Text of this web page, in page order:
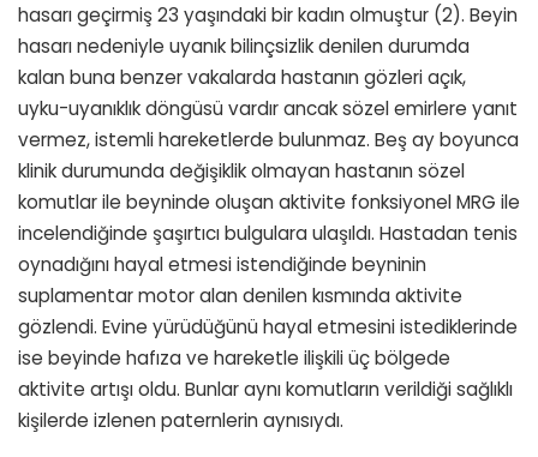
hasarı geçirmiş 23 yaşındaki bir kadın olmuştur (2). Beyin
hasarı nedeniyle uyanık bilinçsizlik denilen durumda
kalan buna benzer vakalarda hastanın gözleri açık,
uyku-uyanıklık döngüsü vardır ancak sözel emirlere yanıt
vermez, istemli hareketlerde bulunmaz. Beş ay boyunca
klinik durumunda değişiklik olmayan hastanın sözel
komutlar ile beyninde oluşan aktivite fonksiyonel MRG ile
incelendiğinde şaşırtıcı bulgulara ulaşıldı. Hastadan tenis
oynadığını hayal etmesi istendiğinde beyninin
suplamentar motor alan denilen kısmında aktivite
gözlendi. Evine yürüdüğünü hayal etmesini istediklerinde
ise beyinde hafıza ve hareketle ilişkili üç bölgede
aktivite artışı oldu. Bunlar aynı komutların verildiği sağlıklı
kişilerde izlenen paternlerin aynısıydı.